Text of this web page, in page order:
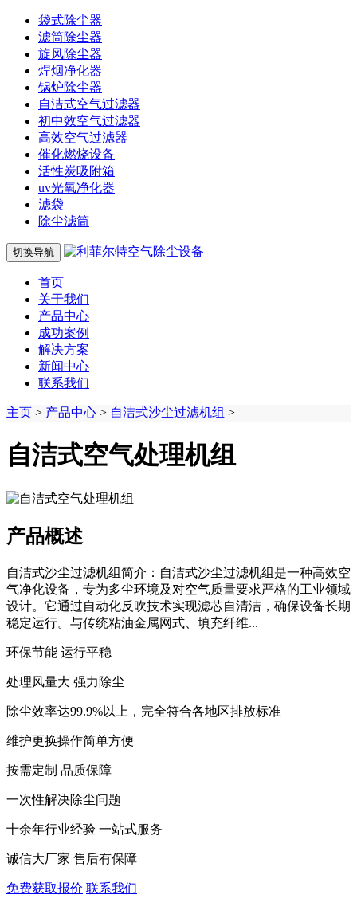
袋式除尘器
滤筒除尘器
旋风除尘器
焊烟净化器
锅炉除尘器
自洁式空气过滤器
初中效空气过滤器
高效空气过滤器
催化燃烧设备
活性炭吸附箱
uv光氧净化器
滤袋
除尘滤筒
切换导航
首页
关于我们
产品中心
成功案例
解决方案
新闻中心
联系我们
主页 > 产品中心 > 自洁式沙尘过滤机组 >
自洁式空气处理机组
产品概述
自洁式沙尘过滤机组简介：自洁式沙尘过滤机组是一种高效空
气净化设备，专为多尘环境及对空气质量要求严格的工业领域
设计。它通过自动化反吹技术实现滤芯自清洁，确保设备长期
稳定运行。与传统粘油金属网式、填充纤维...
环保节能 运行平稳
处理风量大 强力除尘
除尘效率达99.9%以上，完全符合各地区排放标准
维护更换操作简单方便
按需定制 品质保障
一次性解决除尘问题
十余年行业经验 一站式服务
诚信大厂家 售后有保障
免费获取报价 联系我们